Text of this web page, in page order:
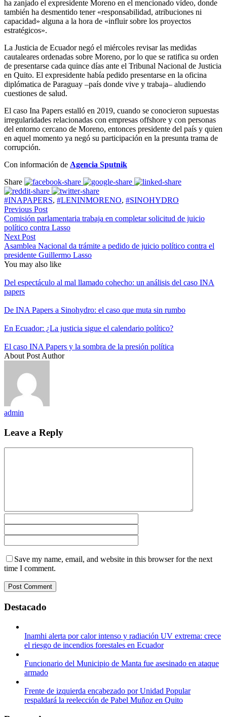
ha zanjado el expresidente Moreno en el mencionado vídeo, donde
también ha desmentido tener «responsabilidad, atribuciones ni
capacidad» alguna a la hora de «influir sobre los proyectos
estratégicos».
La Justicia de Ecuador negó el miércoles revisar las medidas
cautaleares ordenadas sobre Moreno, por lo que se ratifica su orden
de presentarse cada quince días ante el Tribunal Nacional de Justicia
en Quito. El expresidente había pedido presentarse en la oficina
diplómatica de Paraguay –país donde vive y trabaja– aludiendo
cuestiones de salud.
El caso Ina Papers estalló en 2019, cuando se conocieron supuestas
irregularidades relacionadas con empresas offshore y con personas
del entorno cercano de Moreno, entonces presidente del país y quien
en aquel momento ya negó su participación en la presunta trama de
corrupción.
Con información de Agencia Sputnik
Share
#INAPAPERS, #LENINMORENO, #SINOHYDRO
Previous Post
Comisión parlamentaria trabaja en completar solicitud de juicio
político contra Lasso
Next Post
Asamblea Nacional da trámite a pedido de juicio político contra el
presidente Guillermo Lasso
You may also like
Del espectáculo al mal llamado cohecho: un análisis del caso INA
papers
De INA Papers a Sinohydro: el caso que muta sin rumbo
En Ecuador: ¿La justicia sigue el calendario político?
El caso INA Papers y la sombra de la presión política
About Post Author
admin
Leave a Reply
Save my name, email, and website in this browser for the next
time I comment.
Destacado
Inamhi alerta por calor intenso y radiación UV extrema: crece
el riesgo de incendios forestales en Ecuador
Funcionario del Municipio de Manta fue asesinado en ataque
armado
Frente de izquierda encabezado por Unidad Popular
respaldará la reelección de Pabel Muñoz en Quito